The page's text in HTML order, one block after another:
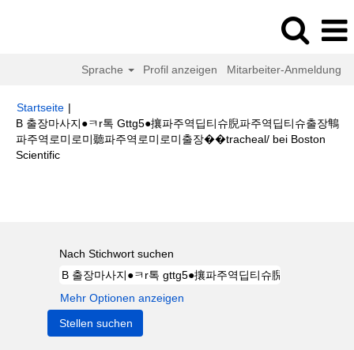
Sprache Profil anzeigen Mitarbeiter-Anmeldung
Startseite |
B 출장마사지●ㅋr톡 Gttg5●攘파주역딥티슈腉파주역딥티슈출장鶽
파주역로미로미聽파주역로미로미출장��tracheal/ bei Boston
Scientific(aktuelle
Nach Stichwort suchen
Mehr Optionen anzeigen